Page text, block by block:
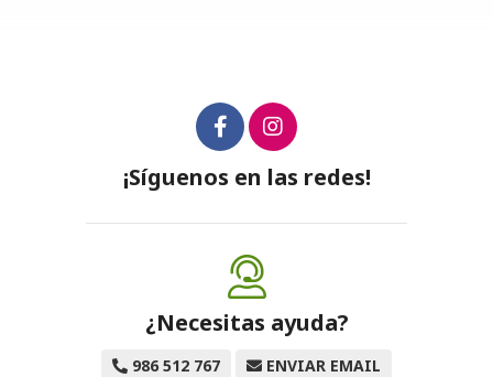
¡Síguenos en las redes!
¿Necesitas ayuda?
986 512 767
ENVIAR EMAIL